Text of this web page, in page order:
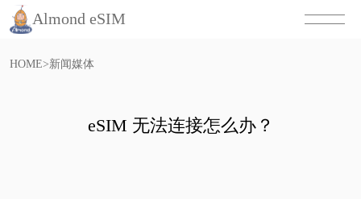
Almond eSIM
HOME>新闻媒体
eSIM 无法连接怎么办？